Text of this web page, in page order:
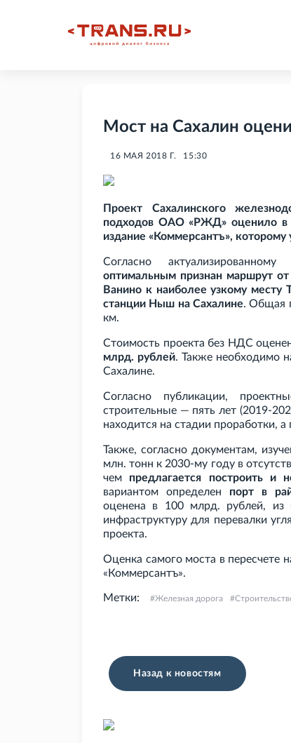
Мост на Сахалин
16 МАЯ 2018 Г. 15:30
Проект Сахалинского
подходов ОАО «РЖД» оценило в
издание «Коммерсантъ», которому
Согласно
оптимальным признан маршрут
Ванино к наиболее узкому месту
станции Ныш на Сахалине. Общая
км.
Стоимость проекта без НДС
млрд. рублей. Также необходимо
Сахалине.
Согласно публикации,
строительные — пять лет (2019-
находится на стадии проработки,
Также, согласно документам,
млн. тонн к 2030-му году в
чем предлагается построить и
вариантом определен порт в
оценена в 100 млрд. рублей, из
инфраструктуру для перевалки
проекта.
Оценка самого моста в пересчете
«Коммерсантъ».
Метки: Железная дорога
Назад к новостям